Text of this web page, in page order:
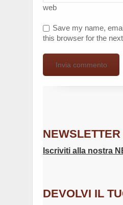
web
Save my name,
this browser for the
NEWSLETTER
Iscriviti alla nostra
DEVOLVI IL